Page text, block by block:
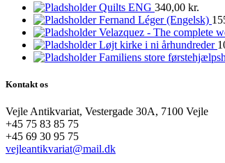
Quilts ENG 340,00 kr.
Fernand Léger (Engelsk)
Velazquez - The complete
Løjt kirke i ni århundreder
Familiens store
Kontakt os
Vejle Antikvariat, Vestergade 30A, 7100 Vejle
+45 75 83 85 75
+45 69 30 95 75
vejleantikvariat@mail.dk